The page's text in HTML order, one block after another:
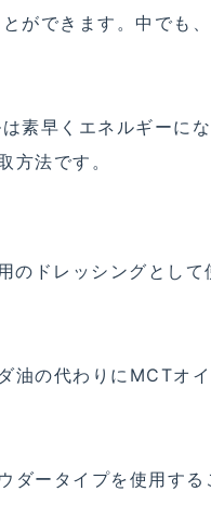
ができます。中でも、
素早くエネルギーにな
方法です。
のドレッシングとして
油の代わりにMCTオ
ダータイプを使用する